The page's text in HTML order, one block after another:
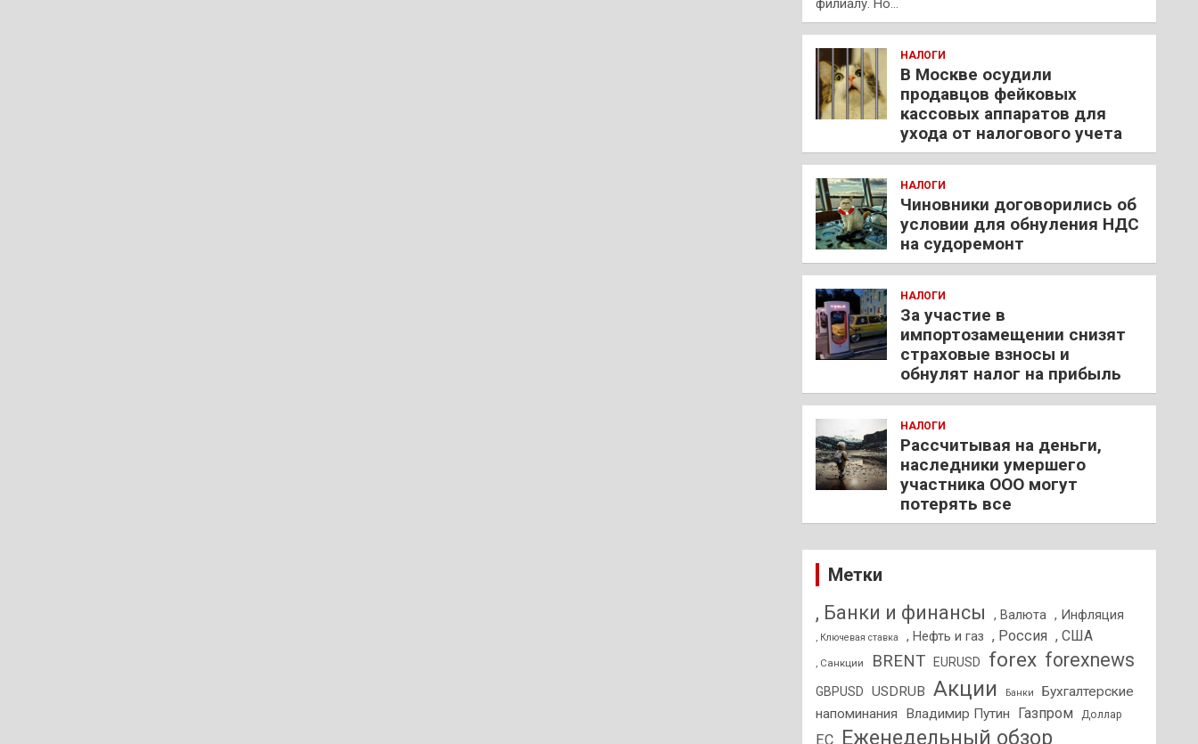
филиалу. Но…
НАЛОГИ
В Москве осудили
продавцов фейковых
кассовых аппаратов для
ухода от налогового учета
НАЛОГИ
Чиновники договорились об
условии для обнуления НДС
на судоремонт
НАЛОГИ
За участие в
импортозамещении снизят
страховые взносы и
обнулят налог на прибыль
НАЛОГИ
Рассчитывая на деньги,
наследники умершего
участника ООО могут
потерять все
Метки
, Банки и финансы , Валюта , Инфляция
, Ключевая ставка , Нефть и газ , Россия , США
, Санкции BRENT EURUSD forex forexnews
GBPUSD USDRUB Акции Банки
Бухгалтерские
напоминания
Владимир Путин Газпром Доллар
ЕС Еженедельный обзор